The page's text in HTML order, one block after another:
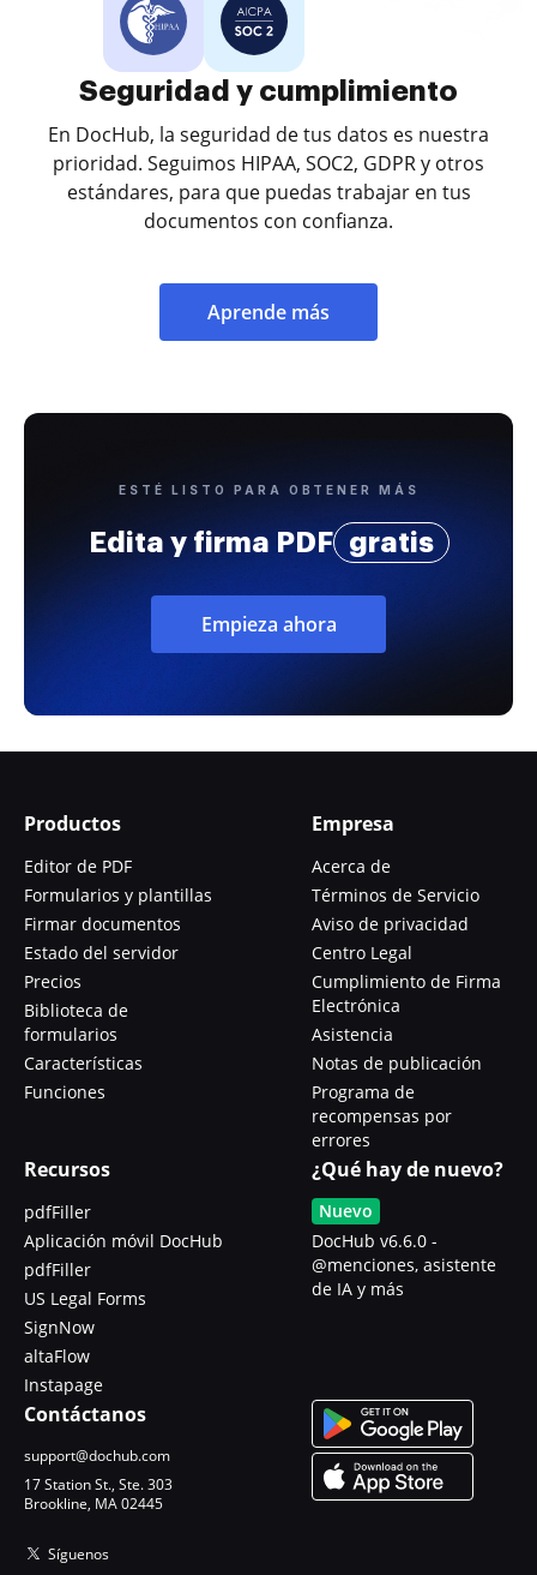
Seguridad y cumplimiento
En DocHub, la seguridad de tus datos es nuestra
prioridad. Seguimos HIPAA, SOC2, GDPR y otros
estándares, para que puedas trabajar en tus
documentos con confianza.
Aprende más
ESTÉ LISTO PARA OBTENER MÁS
Edita y firma PDF gratis
Empieza ahora
Productos
Editor de PDF
Formularios y plantillas
Firmar documentos
Estado del servidor
Precios
Biblioteca de
formularios
Características
Funciones
Empresa
Acerca de
Términos de Servicio
Aviso de privacidad
Centro Legal
Cumplimiento de Firma
Electrónica
Asistencia
Notas de publicación
Programa de
recompensas por
errores
Recursos
pdfFiller
Aplicación móvil DocHub
pdfFiller
US Legal Forms
SignNow
altaFlow
Instapage
¿Qué hay de nuevo?
Nuevo
DocHub v6.6.0 -
@menciones, asistente
de IA y más
Contáctanos
support@dochub.com
17 Station St., Ste. 303
Brookline, MA 02445
Síguenos